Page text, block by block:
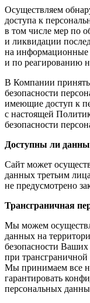
Осуществляем
доступа к
в том числе мер по
и ликвидации
на информационные
и по реагированию
В Компании
безопасности
имеющие доступ к
с настоящей
безопасности
Доступны ли
Сайт может
данных третьим
не предусмотрено
Трансграничная
Мы можем
данных на
безопасности
при трансграничной
Мы принимаем все
гарантировать
персональных